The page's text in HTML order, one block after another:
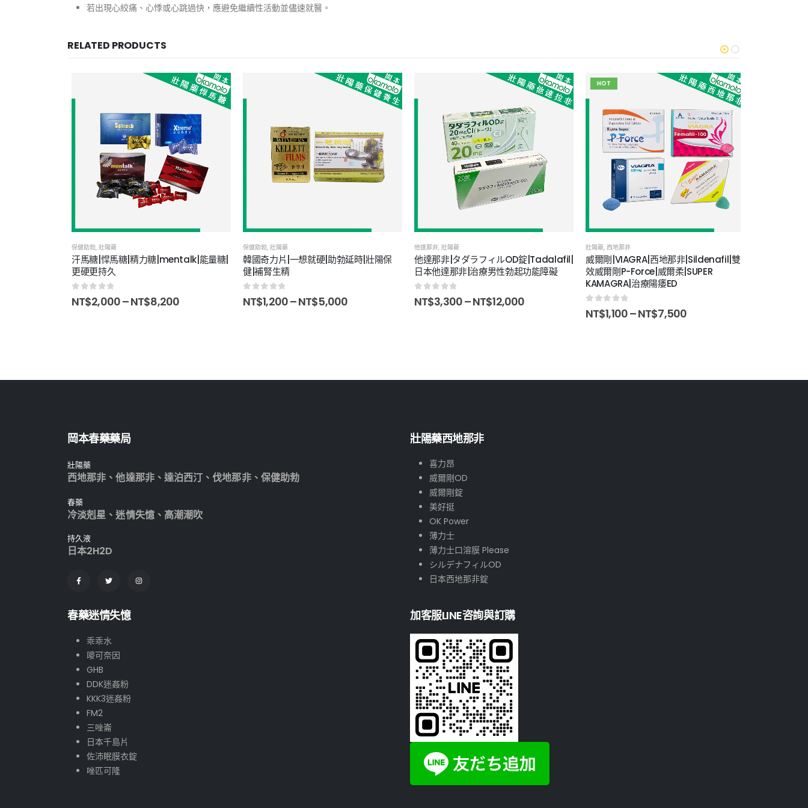
若出現心絞痛、心悸或心跳過快，應避免繼續性活動並儘速就醫。
RELATED PRODUCTS
保健助勃,壯陽藥
汗馬糖|悍馬糖|精力糖|mentalk|能量糖|
更硬更持久
0out of 5
NT$2,000–NT$8,200
保健助勃,壯陽藥
韓國奇力片|一想就硬|助勃延時|壯陽保
健|補腎生精
0out of 5
NT$1,200–NT$5,000
他達那非,壯陽藥
他達那非|タダラフィルOD錠|Tadalafil|
日本他達那非|治療男性勃起功能障礙
0out of 5
NT$3,300–NT$12,000
HOT
壯陽藥,西地那非
威爾剛|VIAGRA|西地那非|Sildenafil|雙
效威爾剛P-Force|威爾柔|SUPER
KAMAGRA|治療陽痿ED
0out of 5
NT$1,100–NT$7,500
岡本春藥藥局
壯陽藥
西地那非 、他達那非、 達泊西汀 、伐地那非、 保健助勃
春藥
冷淡剋星 、迷情失憶、 高潮潮吹
持久液
日本2H2D
壯陽藥西地那非
喜力昂
威爾剛OD
威爾剛錠
美好挺
OK Power
薄力士
薄力士口溶膜 Please
シルデナフィルOD
日本西地那非錠
春藥迷情失憶
乖乖水
嘜可奈因
GHB
DDK迷姦粉
KKK3迷姦粉
FM2
三唑崙
日本千島片
佐沛眠膜衣錠
唑匹可隆
加客服LINE咨詢與訂購